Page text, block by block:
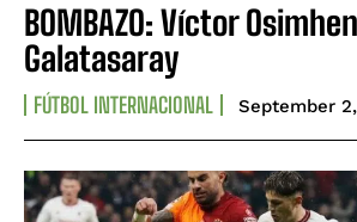
BOMBAZO: Víctor
Galatasaray
FÚTBOL INTERNACIONAL September